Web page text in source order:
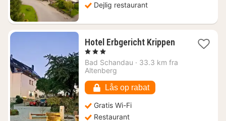
Dejlig restaurant
Hotel Erbgericht Krippen1
fra
, 3 Stjerner
Bad Schandau · 33.3 km fra
Altenberg
Lås op rabat
Gratis Wi-Fi
Restaurant